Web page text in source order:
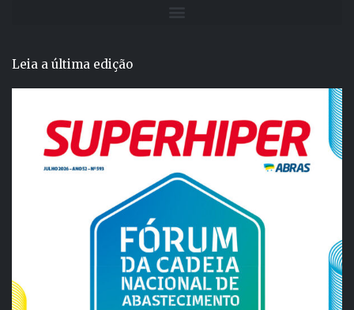
Leia a última edição